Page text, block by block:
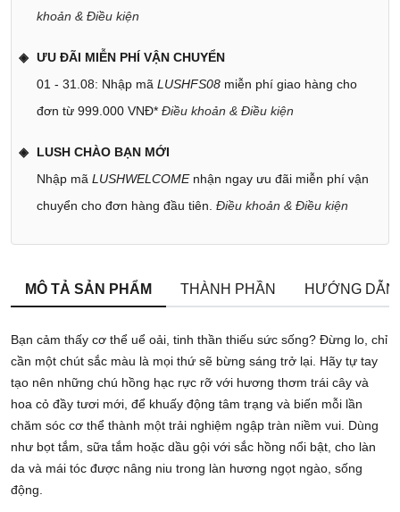
khoản & Điều kiện
ƯU ĐÃI MIỄN PHÍ VẬN CHUYỂN
01 - 31.08: Nhập mã LUSHFS08 miễn phí giao hàng cho
đơn từ 999.000 VNĐ* Điều khoản & Điều kiện
LUSH CHÀO BẠN MỚI
Nhập mã LUSHWELCOMEnhận ngay ưu đãi miễn phí vận
chuyển cho đơn hàng đầu tiên. Điều khoản & Điều kiện
MÔ TẢ SẢN PHẨM THÀNH PHẦN HƯỚNG
Bạn cảm thấy cơ thể uể oải, tinh thần thiếu sức sống? Đừng lo, chỉ
cần một chút sắc màu là mọi thứ sẽ bừng sáng trở lại. Hãy tự tay
tạo nên những chú hồng hạc rực rỡ với hương thơm trái cây và
hoa cỏ đầy tươi mới, để khuấy động tâm trạng và biến mỗi lần
chăm sóc cơ thể thành một trải nghiệm ngập tràn niềm vui. Dùng
như bọt tắm, sữa tắm hoặc dầu gội với sắc hồng nổi bật, cho làn
da và mái tóc được nâng niu trong làn hương ngọt ngào, sống
động.